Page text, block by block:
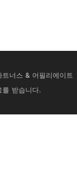
너스 & 어필리에이트
를 받습니다.